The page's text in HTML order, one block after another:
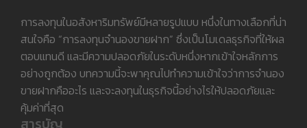
การลงทุนในอสังหาริมทรัพย์มีหลายรูปแบบ หนึ่งในทางเลือกที่น่า
สนใจคือ “การลงทุนจำนองขายฝาก” ซึ่งเป็นโมเดลธุรกิจที่ให้ผล
ตอบแทนดี และมีความปลอดภัยในระดับหนึ่งหากเข้าใจหลักการ
อย่างถูกต้อง บทความนี้จะพาคุณไปทำความเข้าใจว่าการจำนอง
ขายฝากคืออะไร และจะลงทุนในธุรกิจนี้อย่างไรให้ปลอดภัยและ
คุ้มค่าที่สุด
สารบัญ